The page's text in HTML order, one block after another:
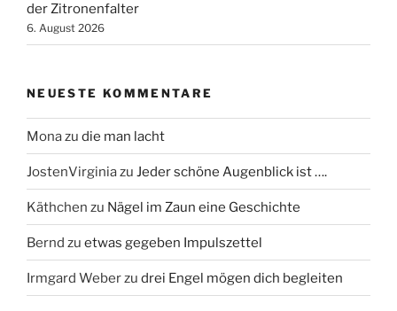
der Zitronenfalter
6. August 2026
NEUESTE KOMMENTARE
Monazu die man lacht
JostenVirginiazu Jeder schöne Augenblick ist ….
Käthchen zu Nägel im Zaun eine Geschichte
Bernd zu etwas gegeben Impulszettel
Irmgard Weberzu drei Engel mögen dich begleiten